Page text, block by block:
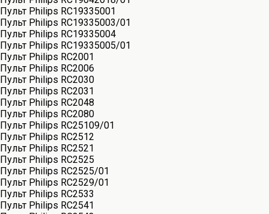
Пульт Philips RC19335001
Пульт Philips RC19335003/01
Пульт Philips RC19335004
Пульт Philips RC19335005/01
Пульт Philips RC2001
Пульт Philips RC2006
Пульт Philips RC2030
Пульт Philips RC2031
Пульт Philips RC2048
Пульт Philips RC2080
Пульт Philips RC25109/01
Пульт Philips RC2512
Пульт Philips RC2521
Пульт Philips RC2525
Пульт Philips RC2525/01
Пульт Philips RC2529/01
Пульт Philips RC2533
Пульт Philips RC2541